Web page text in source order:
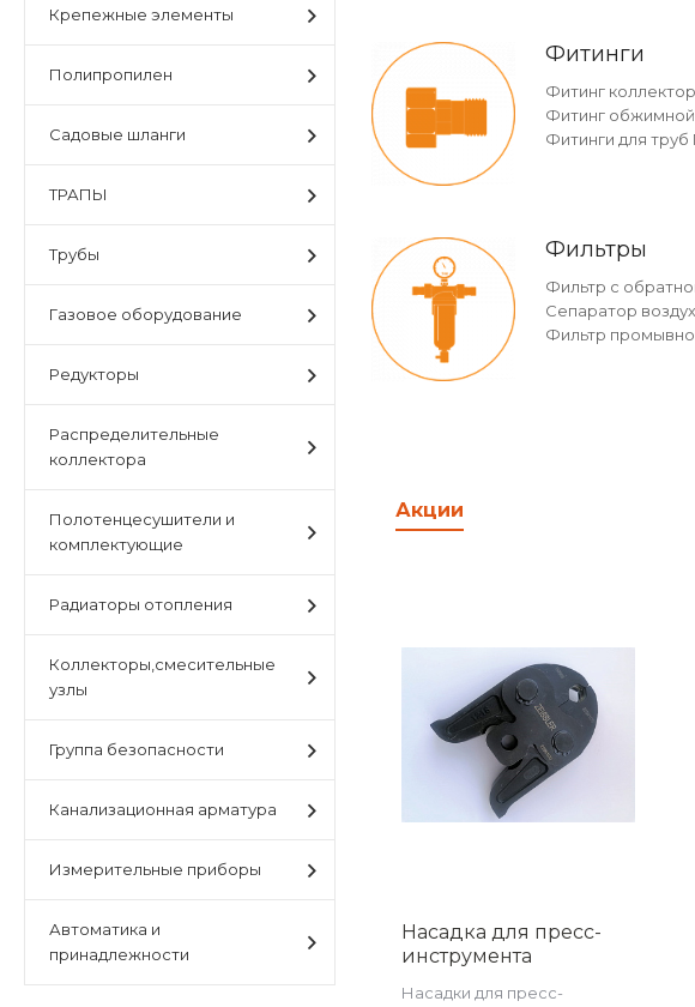
Крепежные элементы
Полипропилен
Садовые шланги
ТРАПЫ
Трубы
Газовое оборудование
Редукторы
Распределительные
коллектора
Полотенцесушители и
комплектующие
Радиаторы отопления
Коллекторы,смесительные
узлы
Группа безопасности
Канализационная арматура
Измерительные приборы
Автоматика и
принадлежности
Фитинги
Фитинг обжимной
Фильтры
Акции
Насадка для пресс-
инструмента
Насадки для пресс-